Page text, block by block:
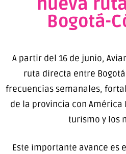
nueva
Bogotá-
A partir del 16 de junio,
ruta directa entre
frecuencias semanales,
de la provincia con
turismo y los
Este importante avance es